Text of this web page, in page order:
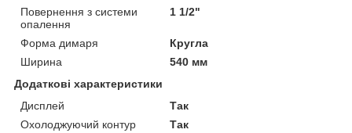
Повернення з системи
опалення
1 1/2"
Форма димаря
Кругла
Ширина
540 мм
Додаткові характеристики
Дисплей
Так
Охолоджуючий контур
Так